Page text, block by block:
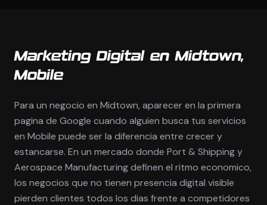
Marketing Digital en Midtown,
Mobile
Para un negocio en Midtown, aparecer en la primera
pagina de Google cuando alguien busca tus servicios
en Mobile puede ser la diferencia entre crecer y
estancarse. En un mercado donde Port & Shipping y
Aerospace Manufacturing definen el ritmo economico,
los negocios que no tienen presencia digital visible
pierden clientes todos los dias frente a competidores